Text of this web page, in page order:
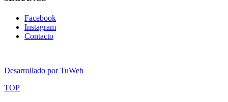
Facebook
Instagram
Contacto
Desarrollado por TuWeb
TOP